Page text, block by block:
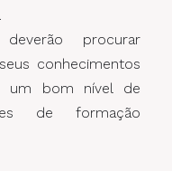
procurar
conhecimentos
um bom nível de
de formação